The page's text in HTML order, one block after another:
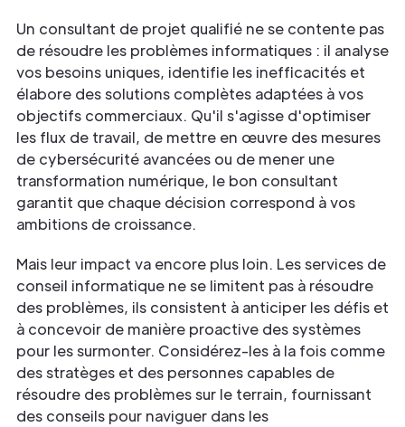
Un consultant de projet qualifié ne se contente pas
de résoudre les problèmes informatiques : il analyse
vos besoins uniques, identifie les inefficacités et
élabore des solutions complètes adaptées à vos
objectifs commerciaux. Qu'il s'agisse d'optimiser
les flux de travail, de mettre en œuvre des mesures
de cybersécurité avancées ou de mener une
transformation numérique, le bon consultant
garantit que chaque décision correspond à vos
ambitions de croissance.
Mais leur impact va encore plus loin. Les services de
conseil informatique ne se limitent pas à résoudre
des problèmes, ils consistent à anticiper les défis et
à concevoir de manière proactive des systèmes
pour les surmonter. Considérez-les à la fois comme
des stratèges et des personnes capables de
résoudre des problèmes sur le terrain, fournissant
des conseils pour naviguer dans les